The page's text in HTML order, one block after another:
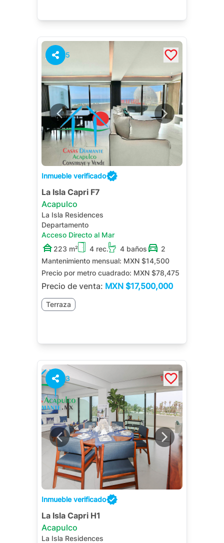
5
Inmueble verificado
La Isla Capri F7
Acapulco
La Isla Residences
Departamento
Acceso Directo al Mar
223 m²
4 rec. 4 baños
2
Mantenimiento mensual: MXN $14,500
Precio por metro cuadrado: MXN $78,475
Precio de venta: MXN $17,500,000
Terraza
3 1
Inmueble verificado
La Isla Capri H1
Acapulco
La Isla Residences